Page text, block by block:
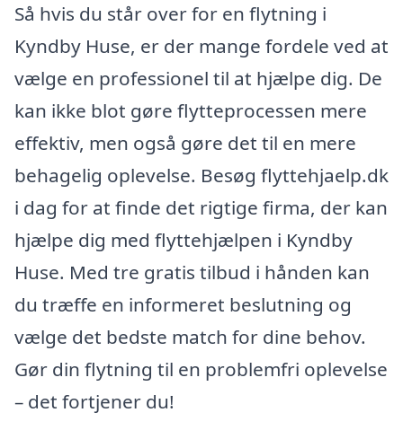
Så hvis du står over for en flytning i
Kyndby Huse, er der mange fordele ved at
vælge en professionel til at hjælpe dig. De
kan ikke blot gøre flytteprocessen mere
effektiv, men også gøre det til en mere
behagelig oplevelse. Besøg flyttehjaelp.dk
i dag for at finde det rigtige firma, der kan
hjælpe dig med flyttehjælpen i Kyndby
Huse. Med tre gratis tilbud i hånden kan
du træffe en informeret beslutning og
vælge det bedste match for dine behov.
Gør din flytning til en problemfri oplevelse
– det fortjener du!